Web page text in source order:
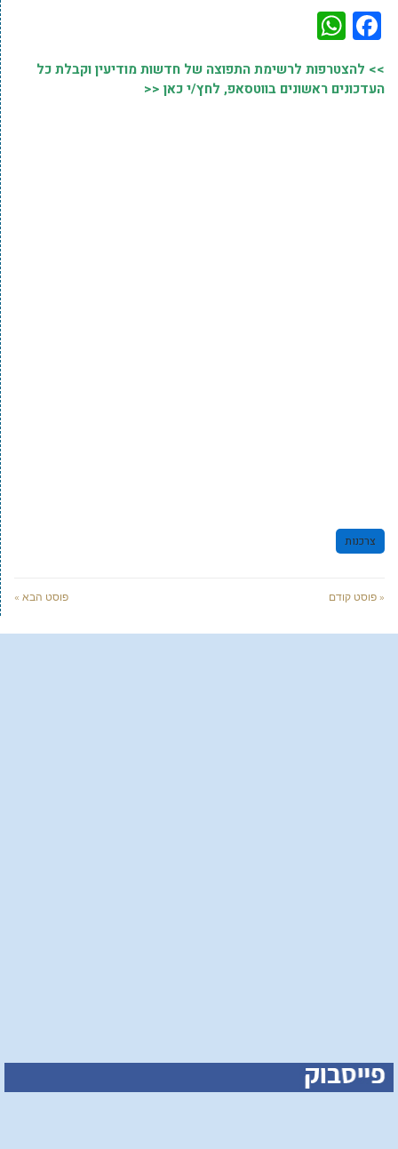
Facebook
>> להצטרפות לרשימת התפוצה של חדשות מודיעין וקבלת כל
העדכונים ראשונים בווטסאפ, לחץ/י כאן <<
צרכנות
« פוסט קודם פוסט הבא »